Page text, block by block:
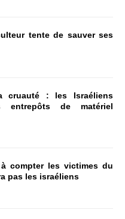
tente de sauver ses
cruauté : les Israéliens
entrepôts de matériel
compter les victimes du
pas les israéliens